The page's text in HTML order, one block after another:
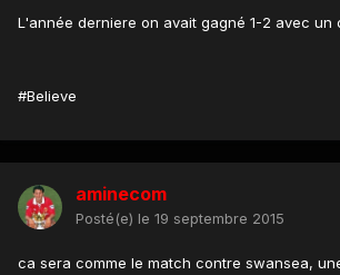
L'année derniere on avait gagné 1-2 avec un
#Believe
aminecom
Posté(e) le 19 septembre 2015
ca sera comme le match contre swansea,